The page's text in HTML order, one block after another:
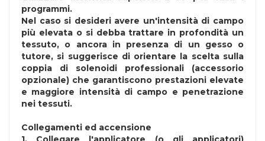
programmi.
Nel caso si desideri avere un'intensità di campo
più elevata o si debba trattare in profondità un
tessuto, o ancora in presenza di un gesso o
tutore, si suggerisce di orientare la scelta sulla
coppia di solenoidi professionali (accessorio
opzionale) che garantiscono prestazioni elevate
e maggiore intensità di campo e penetrazione
nei tessuti.
Collegamenti ed accensione